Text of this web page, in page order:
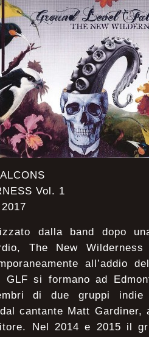
Vol. 1
dalla band dopo
The New
all’addio
GLF si formano ad
di due gruppi
cantante Matt Gardiner,
Nel 2014 e 2015 il